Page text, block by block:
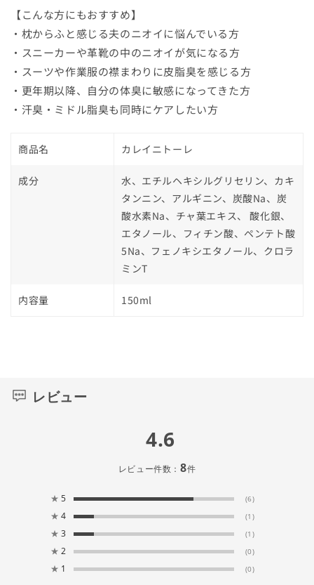
体
加
齢
臭
ケ
ア
数
量
体
加
齢
臭
ケ
ア
【こんな方にもおすすめ】
・枕からふと感じる夫のニオイに悩んでいる方
・スニーカーや革靴の中のニオイが気になる方
・スーツや作業服の襟まわりに皮脂臭を感じる方
・更年期以降、自分の体臭に敏感になってきた方
・汗臭・ミドル脂臭も同時にケアしたい方
商品名 カレイニトーレ
成分
水、エチルヘキシルグリセリン、カキ
タンニン、アルギニン、炭酸Na、炭
酸水素Na、チャ葉エキス、 酸化銀、
エタノール、フィチン酸、ペンテト酸
5Na、フェノキシエタノール、クロラ
ミンT
内容量 150ml
レビュー
4.6
レビュー件数： 8件
★ 5 (6)
★ 4 (1)
★ 3 (1)
★ 2 (0)
★ 1 (0)